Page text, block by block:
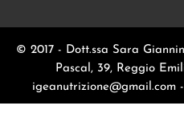
© 2017 - Dott.ssa Sara
Pascal, 39, Reggio
igeanutrizione@gmail.com